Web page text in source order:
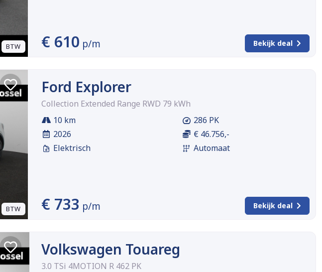
BTW € 610 p/m Bekijk deal
BTW
Ford Explorer
Collection Extended Range RWD 79 kWh
10 km
2026
Elektrisch
286 PK
€ 46.756,-
Automaat
€ 733 p/m Bekijk deal
Volkswagen Touareg
3.0 TSi 4MOTION R 462 PK